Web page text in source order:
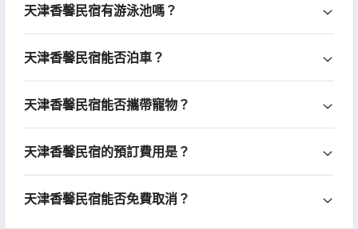
天津香馨民宿有游泳池嗎？
天津香馨民宿能否泊車？
天津香馨民宿能否攜帶寵物？
天津香馨民宿的預訂費用是？
天津香馨民宿能否免費取消？